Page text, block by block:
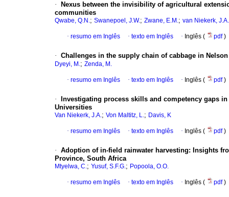
·
Nexus between the invisibility of agricultural
communities
Qwabe, Q.N.; Swanepoel, J.W.; Zwane, E.M.; van Niekerk, J.A.
· resumo em Inglês · texto em Inglês · Inglês ( pdf)
· Challenges in the supply chain of cabbage in
Dyeyi, M.; Zenda, M.
· resumo em Inglês · texto em Inglês · Inglês ( pdf)
·
Investigating process skills and competency gaps
Universities
Van Niekerk, J.A.; Von Maltitz, L.; Davis, K
· resumo em Inglês · texto em Inglês · Inglês ( pdf)
· Adoption of in-field rainwater harvesting: Insights
Province, South Africa
Mtyelwa, C.; Yusuf, S.F.G.; Popoola, O.O.
· resumo em Inglês · texto em Inglês · Inglês ( pdf)